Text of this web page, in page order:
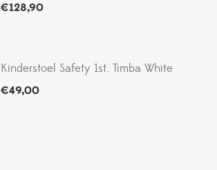
€128,90
Kinderstoel Safety 1st. Timba White
€49,00